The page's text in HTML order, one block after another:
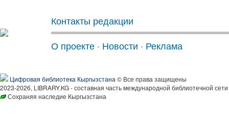
Контакты редакции
О проекте · Новости · Реклама
Цифровая библиотека Кыргызстана © Все права защищены
2023-2026, LIBRARY.KG - составная часть международной библиотечной
Сохраняя наследие Кыргызстана